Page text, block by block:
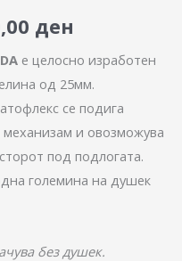
ден
е целосно изработен
од 25мм.
се подига
и овозможува
под подлогата.
големина на душек
без душек.